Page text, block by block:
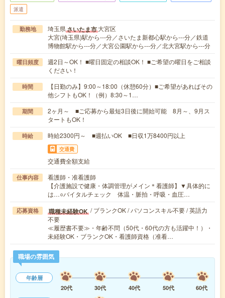
派遣
勤務地 埼玉県さいたま市大宮区
大宮(埼玉県)駅から---分／さいたま新都心駅から---分／鉄道
博物館駅から---分／大宮公園駅から---分／北大宮駅から---分
曜日頻度
週2日～OK！ ■曜日固定の相談OK！ ■ご希望の曜日をご相談
ください！
時間
【日勤のみ】9:00～18:00（休憩60分）■ご希望があればその
他シフトもOK！（例）8:30～1…
期間
2ヶ月～ ■ご応募から最短3日後に開始可能 8月～、9月ス
タートもOK！
時給 時給2300円～ ■週払いOK ■日収1万8400円以上
交通費
交通費全額支給
仕事内容
看護師・准看護師
【介護施設で健康・体調管理がメイン＊看護師】▼具体的に
は…○バイタルチェック 体温・脈拍・呼吸・血圧…
応募資格 職種未経験OK / ブランクOK / パソコンスキル不要 / 英語力
不要
≪履歴書不要≫・年齢不問（50代・60代の方も活躍中！）・
未経験OK・ブランクOK・看護師資格（准看…
職場の雰囲気
年齢層
20代
30代 40代 50代
60代